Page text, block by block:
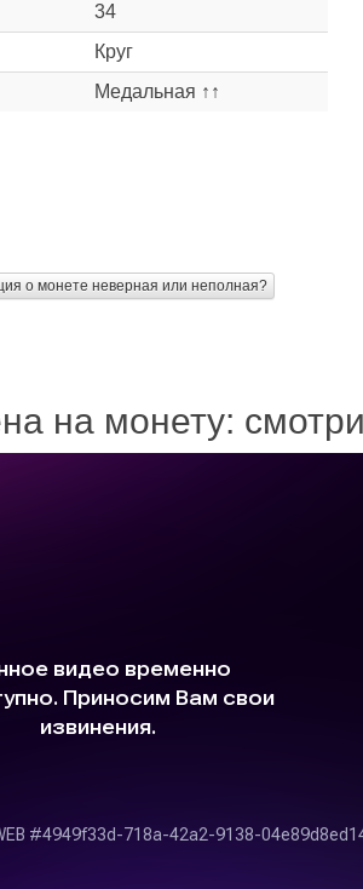
34
Круг
Медальная ↑↑
о монете неверная или неполная?
на монету: